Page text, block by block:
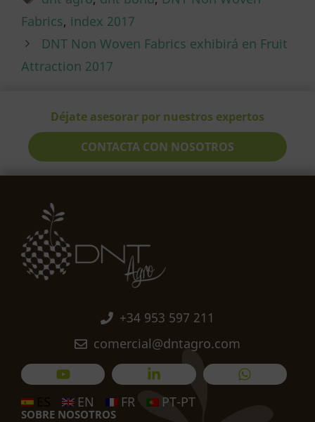
Fabrics, index 2017
DNT Non Woven Fabrics exhibirá en Fruit
Attraction 2017
Déjate asesorar por nuestros expertos
CONTACTA CON NOSOTROS
+34 953 597 211
comercial@dntagro.com
EN FR PT-PT
SOBRE NOSOTROS